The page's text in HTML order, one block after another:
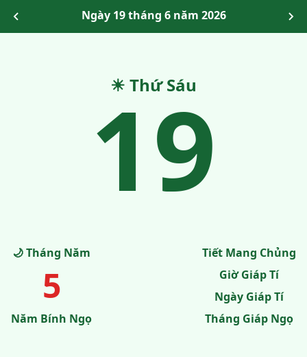
Ngày 19 tháng 6 năm 2026
☀ Thứ Sáu
19
🌙 Tháng Năm
5
Năm Bính Ngọ
Tiết Mang Chủng
Giờ Giáp Tí
Ngày Giáp Tí
Tháng Giáp Ngọ